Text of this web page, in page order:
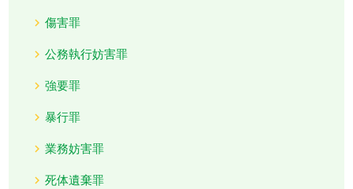
傷害罪
公務執行妨害罪
強要罪
暴行罪
業務妨害罪
死体遺棄罪